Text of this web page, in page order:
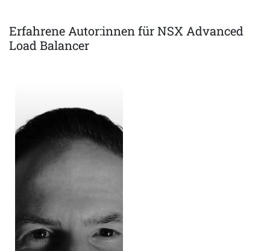
Erfahrene Autor:innen für NSX Advanced
Load Balancer